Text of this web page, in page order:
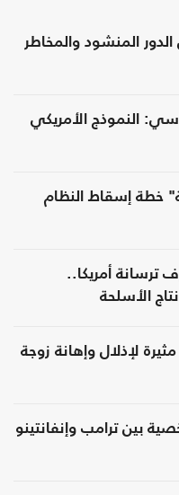
الدور المنشود والمخاطر
النموذج الأمريكي
خطة إسقاط النظام
ترسانة أمريكا..
الأسلحة
لإذلال وإهانة زوجة
بين ترامب وإنفانتينو